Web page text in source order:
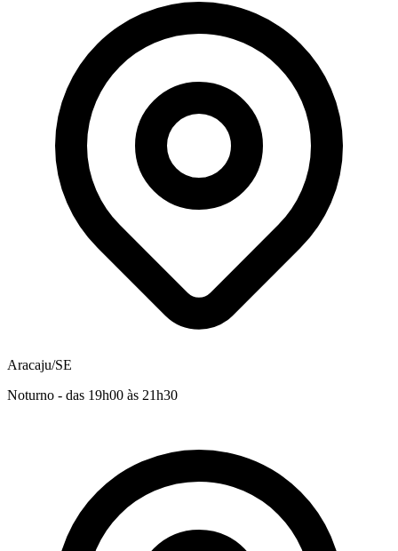
Aracaju/SE
Noturno - das 19h00 às 21h30